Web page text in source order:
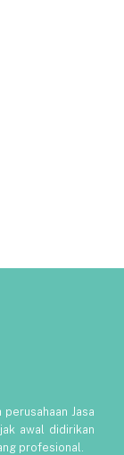
Jasa
awal didirikan
profesional.